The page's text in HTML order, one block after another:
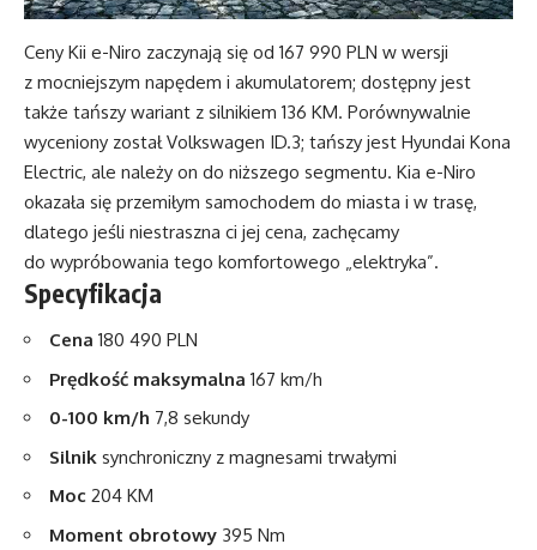
Ceny Kii e-Niro zaczynają się od 167 990 PLN w wersji
z mocniejszym napędem i akumulatorem; dostępny jest
także tańszy wariant z silnikiem 136 KM. Porównywalnie
wyceniony został Volkswagen ID.3; tańszy jest Hyundai Kona
Electric, ale należy on do niższego segmentu. Kia e-Niro
okazała się przemiłym samochodem do miasta i w trasę,
dlatego jeśli niestraszna ci jej cena, zachęcamy
do wypróbowania tego komfortowego „elektryka”.
Specyfikacja
Cena 180 490 PLN
Prędkość maksymalna 167 km/h
0-100 km/h 7,8 sekundy
Silnik synchroniczny z magnesami trwałymi
Moc 204 KM
Moment obrotowy 395 Nm